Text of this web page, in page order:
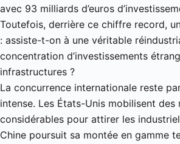
avec 93 milliards d’euros
Toutefois, derrière ce chiffre record,
: assiste-t-on à une véritable
concentration d’investissements
infrastructures ?
La concurrence internationale reste
intense. Les États-Unis mobilisent des
considérables pour attirer les
Chine poursuit sa montée en gamme